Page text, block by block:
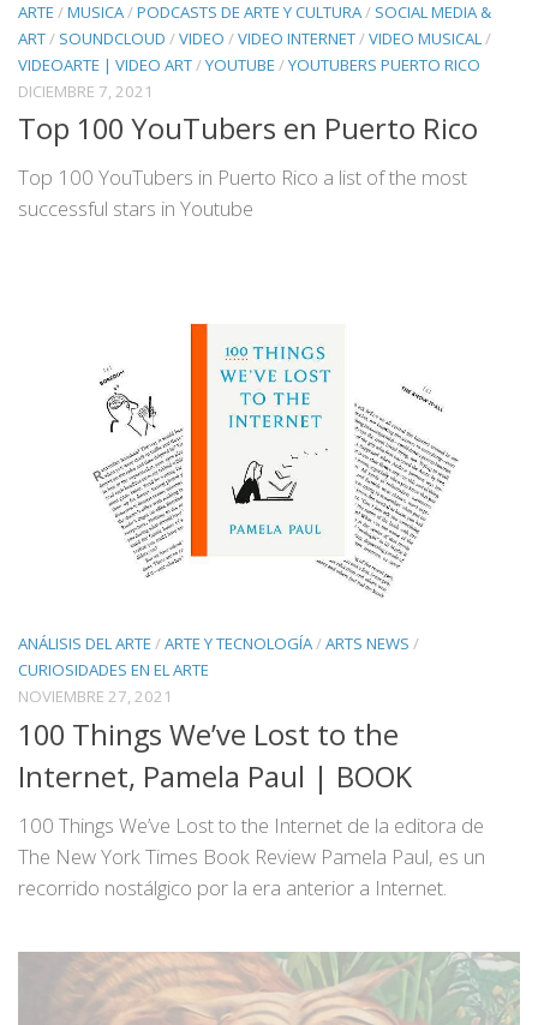
ARTE /MUSICA /PODCASTS DE ARTE Y CULTURA / SOCIAL MEDIA &
ART / SOUNDCLOUD /VIDEO /VIDEO INTERNET /VIDEO MUSICAL /
VIDEOARTE | VIDEO ART /YOUTUBE /YOUTUBERS PUERTO RICO
DICIEMBRE 7, 2021
Top 100 YouTubers en Puerto Rico
Top 100 YouTubers in Puerto Rico a list of the most
successful stars in Youtube
ANÁLISIS DEL ARTE /ARTE Y TECNOLOGÍA/ARTS NEWS /
CURIOSIDADES EN EL ARTE
NOVIEMBRE 27, 2021
100 Things We’ve Lost to the
Internet, Pamela Paul | BOOK
100 Things We’ve Lost to the Internet de la editora de
The New York Times Book Review Pamela Paul, es un
recorrido nostálgico por la era anterior a Internet.